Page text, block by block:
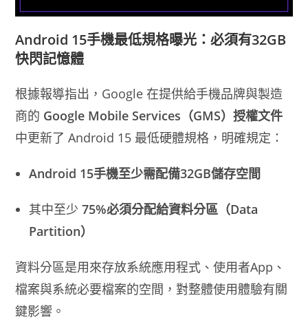
Android 15手機最低規格曝光：必須有32GB
快閃記憶體
根據報導指出，Google 在提供給手機品牌與製造
商的 Google Mobile Services（GMS）授權文件
中更新了 Android 15 最低硬體規格，明確規定：
Android 15手機至少需配備32GB儲存空間
其中至少75%必須分配給資料分區（Data
Partition）
資料分區是用來存放系統應用程式、使用者App、
檔案與系統必要檔案的空間，對整體使用體驗有關
鍵影響。